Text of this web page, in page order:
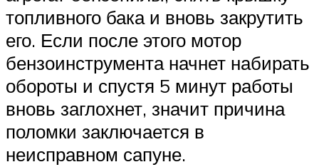
топливного бака и вновь закрутить
его. Если после этого мотор
бензоинструмента начнет набирать
обороты и спустя 5 минут работы
вновь заглохнет, значит причина
поломки заключается в
неисправном сапуне.